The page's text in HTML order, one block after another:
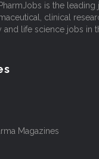
is the
clinical
life science jobs in
Magazines